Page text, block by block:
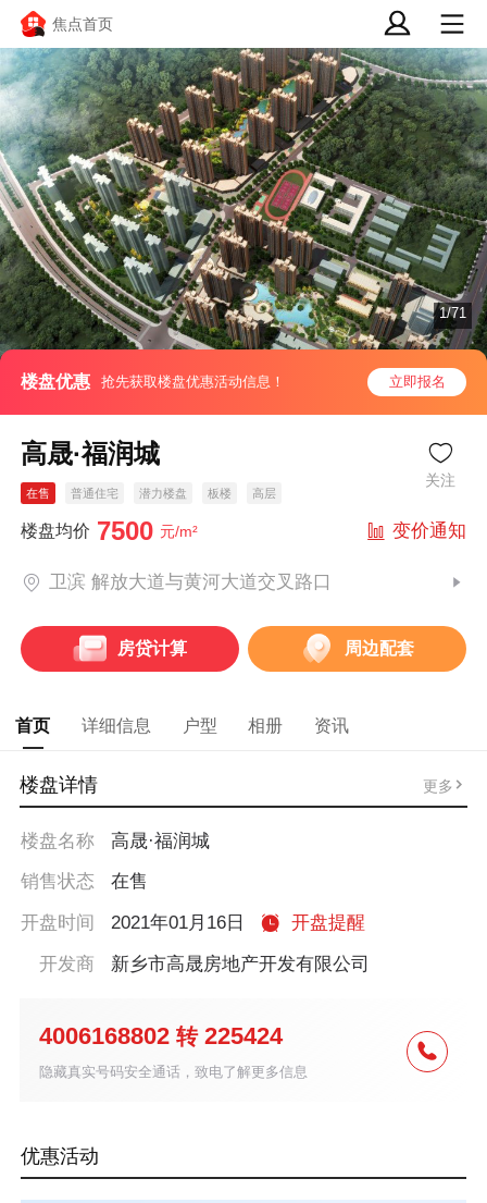
焦点首页
楼盘优惠 抢先获取楼盘优惠活动信息！ 立即报名
1/71
高晟·福润城
在售 普通住宅 潜力楼盘 板楼 高层
楼盘均价 7500 元/m² 变价通知
卫滨 解放大道与黄河大道交叉路口
房贷计算 周边配套
关注
首页 详细信息 户型 相册 资讯
楼盘详情 更多
楼盘名称
高晟·福润城
销售状态
在售
开盘时间
2021年01月16日
开盘提醒
开发商
新乡市高晟房地产开发有限公司
4006168802 转 225424
隐藏真实号码安全通话，致电了解更多信息
优惠活动